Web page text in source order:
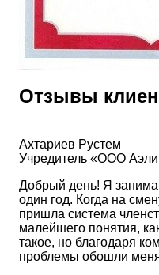
Отзывы
Ахтариев Рустем
Учредитель «ООО
Добрый день! Я
один год. Когда на
пришла система
малейшего понятия,
такое, но благодаря
проблемы обошли